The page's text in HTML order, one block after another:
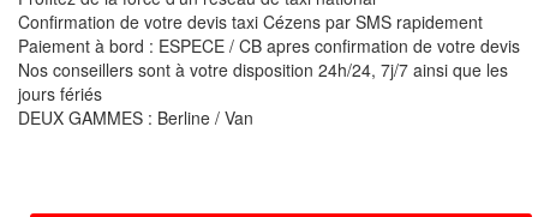
Confirmation de votre devis taxi Cézens par SMS rapidement
Paiement à bord : ESPECE / CB apres confirmation de votre devis
Nos conseillers sont à votre disposition 24h/24, 7j/7 ainsi que les
jours fériés
DEUX GAMMES : Berline / Van